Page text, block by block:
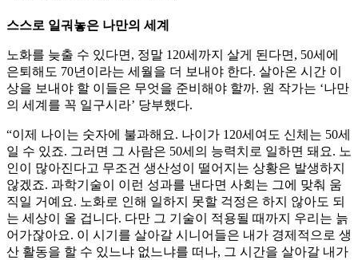
스스로 일궈놓은 나만의 세계
노화를 늦출 수 있다면, 정말 120세까지 살게 된다면, 50세에
은퇴해도 70년이라는 세월을 더 보내야 한다. 살아온 시간 이
상을 보내야 할 이들은 무엇을 준비해야 할까. 원 작가는 ‘나만
의 세계를 꼭 일구시라’ 당부했다.
“이제 나이는 숫자에 불과해요. 나이가 120세여도 신체는 50세
일 수 있죠. 그러면 그 사람은 50세의 능력치로 일하면 돼요. 노
인이 많아진다고 무조건 생산성이 떨어지는 상황은 발생하지
않겠죠. 과학기술이 이런 성과를 낸다면 사회는 그에 맞춰 움
직일 거예요. 노화로 인해 일하지 못할 걱정은 하지 않아도 되
는 세상이 올 겁니다. 다만 그 기술이 적용될 때까지 우리는 늙
어가잖아요. 이 시기를 살아갈 시니어들은 내가 경제적으로 생
산 활동을 할 수 있느냐 없느냐를 떠나, 그 시간을 살아갈 내가